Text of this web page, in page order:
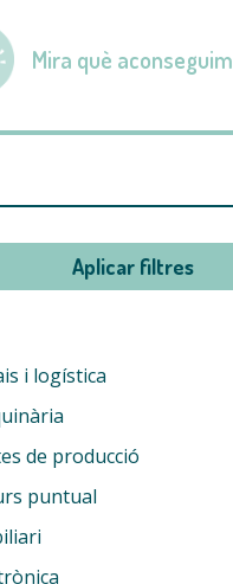
Mira què aconseguim
Aplicar filtres
i logística
de producció
puntual